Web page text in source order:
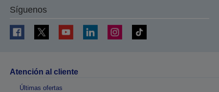
Síguenos
Atención al cliente
Últimas ofertas